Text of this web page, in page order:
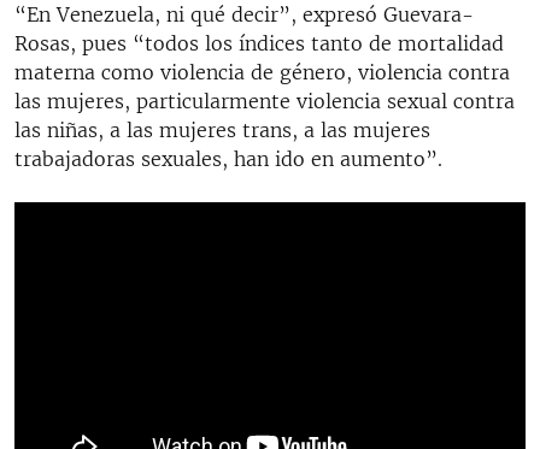
“En Venezuela, ni qué decir”, expresó Guevara-
Rosas, pues “todos los índices tanto de mortalidad
materna como violencia de género, violencia contra
las mujeres, particularmente violencia sexual contra
las niñas, a las mujeres trans, a las mujeres
trabajadoras sexuales, han ido en aumento”.